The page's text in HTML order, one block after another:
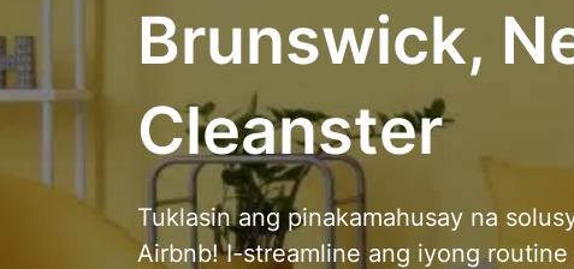
Brunswick,
Cleanster
Tuklasin ang pinakamahusay na
Airbnb! I-streamline ang iyong